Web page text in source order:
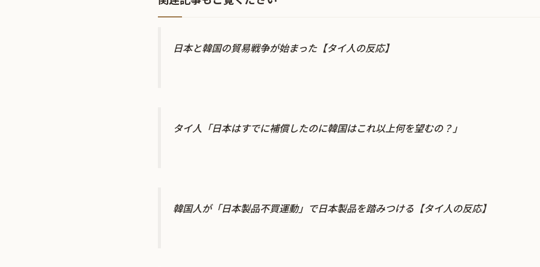
日本と韓国の貿易戦争が始まった【タイ人の反応】
タイ人「日本はすでに補償したのに韓国はこれ以上何を望むの？」
韓国人が「日本製品不買運動」で日本製品を踏みつける【タイ人の反応】